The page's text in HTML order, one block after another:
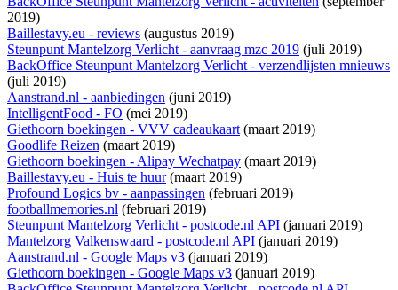
2019)
Baillestavy.eu - reviews (augustus 2019)
Steunpunt Mantelzorg Verlicht - aanvraag mzc 2019 (juli 2019)
BackOffice Steunpunt Mantelzorg Verlicht - verzendlijsten mnieuws
(juli 2019)
Aanstrand.nl - aanbiedingen (juni 2019)
IntelligentFood - FO (mei 2019)
Giethoorn boekingen - VVV cadeaukaart(maart 2019)
Goodlife Reizen (maart 2019)
Giethoorn boekingen - Alipay Wechatpay (maart 2019)
Baillestavy.eu - Huis te huur(maart 2019)
Profound Logics bv - aanpassingen (februari 2019)
footballmemories.nl (februari 2019)
Steunpunt Mantelzorg Verlicht - postcode.nl API (januari 2019)
Mantelzorg Valkenswaard - postcode.nl API (januari 2019)
Aanstrand.nl - Google Maps v3 (januari 2019)
Giethoorn boekingen - Google Maps v3 (januari 2019)